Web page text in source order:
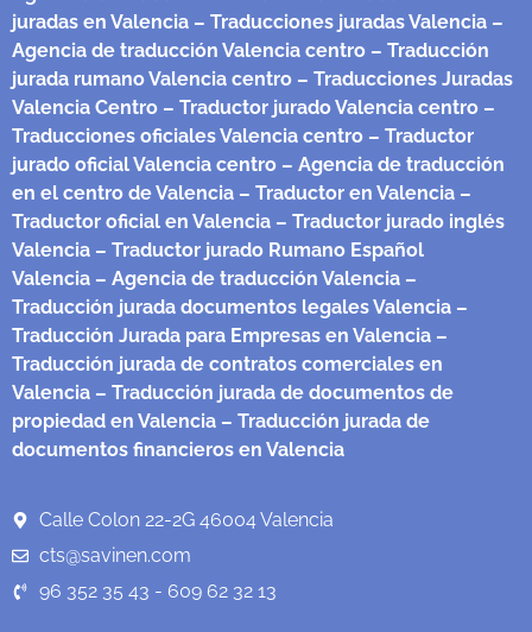
juradas en Valencia – Traducciones juradas Valencia –
Agencia de traducción Valencia centro – Traducción
jurada rumano Valencia centro – Traducciones Juradas
Valencia Centro – Traductor jurado Valencia centro –
Traducciones oficiales Valencia centro – Traductor
jurado oficial Valencia centro – Agencia de traducción
en el centro de Valencia – Traductor en Valencia –
Traductor oficial en Valencia – Traductor jurado inglés
Valencia – Traductor jurado Rumano Español
Valencia – Agencia de traducción Valencia –
Traducción jurada documentos legales Valencia –
Traducción Jurada para Empresas en Valencia –
Traducción jurada de contratos comerciales en
Valencia – Traducción jurada de documentos de
propiedad en Valencia – Traducción jurada de
documentos financieros en Valencia
Calle Colon 22-2G 46004 Valencia
cts@savinen.com
96 352 35 43 - 609 62 32 13